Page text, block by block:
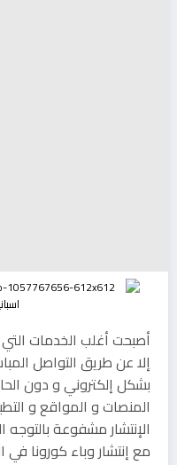
أصبحت أغلب الخدمات
إلا عن طريق التواصل
بشكل إلكتروني و دون
المنصات و المواقع و
الإنتشار مشفوعة
مع إنتشار وباء كورونا في